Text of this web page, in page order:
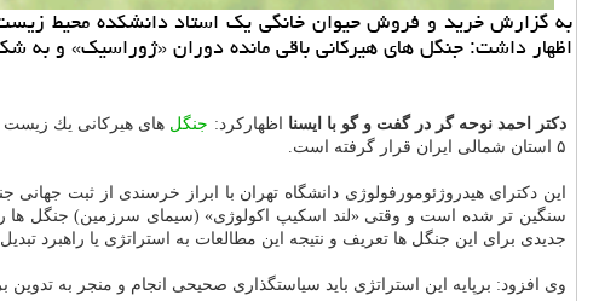
به گزارش خرید و فروش حیوان خانگی یك استاد دانشكده محیط زیست
اظهار داشت: جنگل های هیركانی باقی مانده دوران «ژوراسیك» و به شكلی میراث طبیعی
دكتر احمد نوحه گر در گفت و گو با ایسنا اظهاركرد: جنگل های هیركانی یك
۵ استان شمالی ایران قرار گرفته است.
این دكترای هیدروژئومورفولوژی دانشگاه تهران با ابراز خرسندی از ثبت
سنگین تر شده است و وقتی «لند اسكیپ اكولوژی» (سیمای سرزمین) جنگل ها را
جدیدی برای این جنگل ها تعریف و نتیجه این مطالعات به استراتژی یا راهبرد تبدیل
وی افزود: برپایه این استراتژی باید سیاستگذاری صحیحی انجام و منجر به